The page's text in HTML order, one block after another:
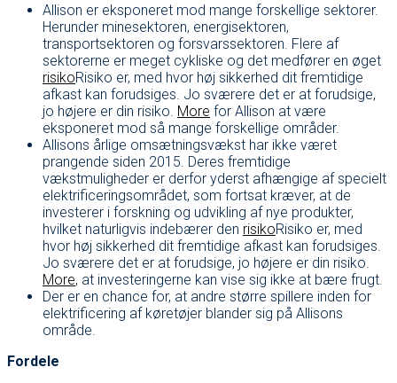
Allison er eksponeret mod mange forskellige sektorer.
Herunder minesektoren, energisektoren,
transportsektoren og forsvarssektoren. Flere af
sektorerne er meget cykliske og det medfører en øget
risikoRisiko er, med hvor høj sikkerhed dit fremtidige
afkast kan forudsiges. Jo sværere det er at forudsige,
jo højere er din risiko. More for Allison at være
eksponeret mod så mange forskellige områder.
Allisons årlige omsætningsvækst har ikke været
prangende siden 2015. Deres fremtidige
vækstmuligheder er derfor yderst afhængige af specielt
elektrificeringsområdet, som fortsat kræver, at de
investerer i forskning og udvikling af nye produkter,
hvilket naturligvis indebærer den risikoRisiko er, med
hvor høj sikkerhed dit fremtidige afkast kan forudsiges.
Jo sværere det er at forudsige, jo højere er din risiko.
More, at investeringerne kan vise sig ikke at bære frugt.
Der er en chance for, at andre større spillere inden for
elektrificering af køretøjer blander sig på Allisons
område.
Fordele